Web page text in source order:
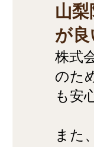
山
が
株式
のた
も安
また